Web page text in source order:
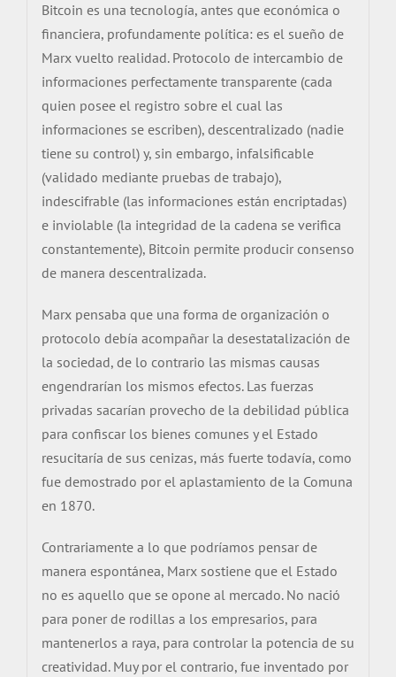
Bitcoin es una tecnología, antes que económica o
financiera, profundamente política: es el sueño de
Marx vuelto realidad. Protocolo de intercambio de
informaciones perfectamente transparente (cada
quien posee el registro sobre el cual las
informaciones se escriben), descentralizado (nadie
tiene su control) y, sin embargo, infalsificable
(validado mediante pruebas de trabajo),
indescifrable (las informaciones están encriptadas)
e inviolable (la integridad de la cadena se verifica
constantemente), Bitcoin permite producir consenso
de manera descentralizada.
Marx pensaba que una forma de organización o
protocolo debía acompañar la desestatalización de
la sociedad, de lo contrario las mismas causas
engendrarían los mismos efectos. Las fuerzas
privadas sacarían provecho de la debilidad pública
para confiscar los bienes comunes y el Estado
resucitaría de sus cenizas, más fuerte todavía, como
fue demostrado por el aplastamiento de la Comuna
en 1870.
Contrariamente a lo que podríamos pensar de
manera espontánea, Marx sostiene que el Estado
no es aquello que se opone al mercado. No nació
para poner de rodillas a los empresarios, para
mantenerlos a raya, para controlar la potencia de su
creatividad. Muy por el contrario, fue inventado por